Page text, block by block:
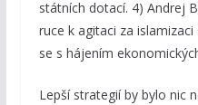
státních dotací. 4) Andrej
ruce k agitaci za
se s hájením
Lepší strategií by bylo nic